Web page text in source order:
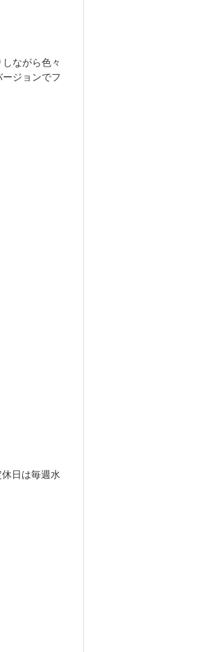
ながら色々
ジョンでフ
日は毎週水